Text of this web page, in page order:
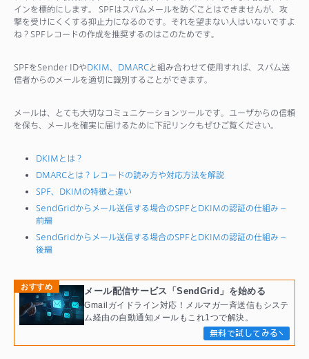
インを標的にします。 SPFはスパムメールを防ぐことはできませんが、攻
撃を受けにくくする抑止力になるのです。それを望まない人はいないですよ
ね？SPFレコードの作成を推奨するのはこのためです。
SPFをSender IDやDKIM、 DMARCと組み合わせて使用すれば、スパム送
信者からのメールを適切に識別することができます。
メールは、とても大切なコミュニケーションツールです。ユーザからの信頼
を保ち、メールを確実に届けるために下記リンクもぜひご覧ください。
DKIMとは？
DMARCとは？レコードの読み方や対応方法を解説
SPF、DKIMの特徴と違い
SendGridからメール送信する場合のSPFとDKIMの認証の仕組み –
前編
SendGridからメール送信する場合のSPFとDKIMの認証の仕組み –
後編
おすすめ
メール配信サービス「SendGrid」を始める
Gmailガイドライン対応！メルマガ一斉送信もシステ
ム経由の自動通知メールもこれ1つで解決。
無料で試してみる